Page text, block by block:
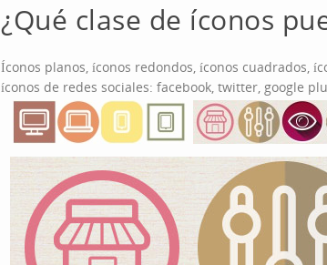
¿Qué clase de íconos
Íconos planos, íconos redondos, íconos cuadrados,
íconos de redes sociales: facebook, twitter, google